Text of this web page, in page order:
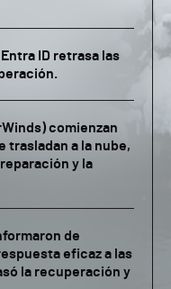
ID retrasa las
comienzan
trasladan a la nube,
y la
de
eficaz a las
la recuperación y